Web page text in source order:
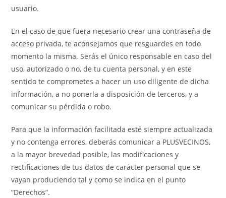
usuario.
En el caso de que fuera necesario crear una contraseña de
acceso privada, te aconsejamos que resguardes en todo
momento la misma. Serás el único responsable en caso del
uso, autorizado o no, de tu cuenta personal, y en este
sentido te comprometes a hacer un uso diligente de dicha
información, a no ponerla a disposición de terceros, y a
comunicar su pérdida o robo.
Para que la información facilitada esté siempre actualizada
y no contenga errores, deberás comunicar a PLUSVECINOS,
a la mayor brevedad posible, las modificaciones y
rectificaciones de tus datos de carácter personal que se
vayan produciendo tal y como se indica en el punto
“Derechos”.